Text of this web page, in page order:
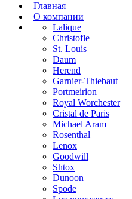
Главная
О компании
Lalique
Christofle
St. Louis
Daum
Herend
Garnier-Thiebaut
Portmeirion
Royal Worchester
Cristal de Paris
Michael Aram
Rosenthal
Lenox
Goodwill
Shtox
Dunoon
Spode